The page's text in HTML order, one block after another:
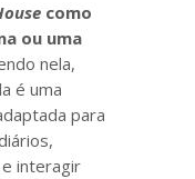
como
ou uma
nela,
é uma
para
interagir